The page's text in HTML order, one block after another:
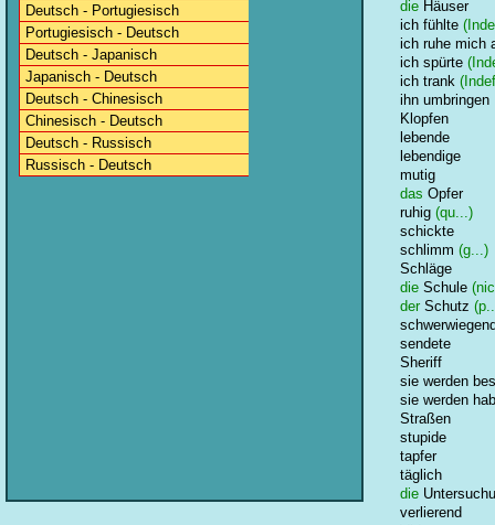
Deutsch - Portugiesisch
Portugiesisch - Deutsch
Deutsch - Japanisch
Japanisch - Deutsch
Deutsch - Chinesisch
Chinesisch - Deutsch
Deutsch - Russisch
Russisch - Deutsch
die Häuser
ich fühlte
ich ruhe mich
ich spürte
ich trank
ihn umbringen
Klopfen
lebende
lebendige
mutig
das Opfer
ruhig (qu...)
schickte
schlimm (g...)
Schläge
die Schule
der Schutz
sendete
Sheriff
sie werden
sie werden
Straßen
stupide
tapfer
täglich
die
verlierend